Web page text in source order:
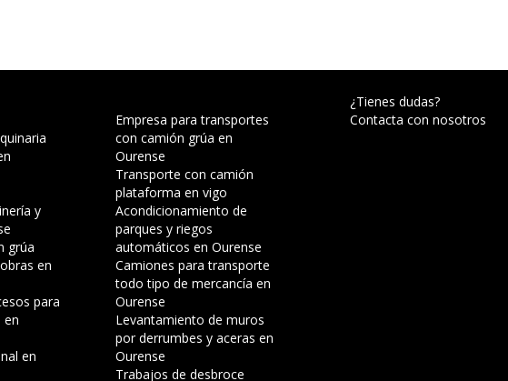
y
grúa
en
para
en
en
Empresa para transportes
con camión grúa en
Ourense
Transporte con camión
plataforma en vigo
Acondicionamiento de
parques y riegos
automáticos en Ourense
Camiones para transporte
todo tipo de mercancía en
Ourense
Levantamiento de muros
por derrumbes y aceras en
Ourense
Trabajos de desbroce
¿Tienes dudas?
Contacta con nosotros